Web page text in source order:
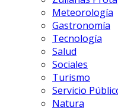
Meteorología
Gastronomía
Tecnología
Salud
Sociales
Turismo
Servicio
Natura